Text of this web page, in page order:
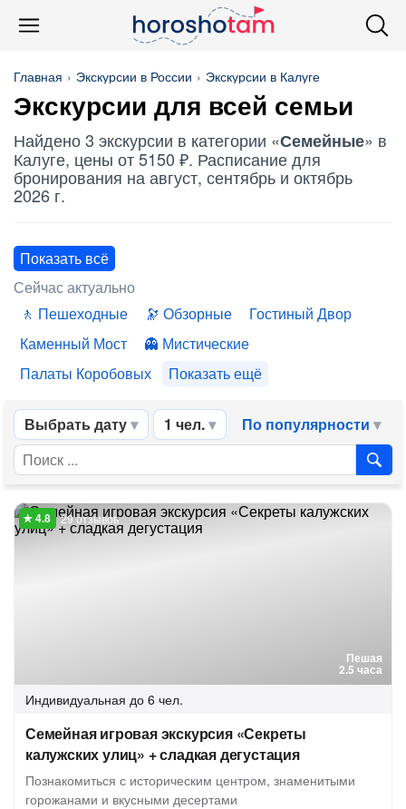
Главная Экскурсии в России Экскурсии в Калуге
Экскурсии для всей семьи
Найдено 3 экскурсии в категории «Семейные» в
Калуге, цены от 5150 ₽. Расписание для
бронирования на август, сентябрь и октябрь
2026 г.
Показать всё
Сейчас актуально
Пешеходные
Обзорные
Гостиный Двор
Каменный Мост
Мистические
Палаты Коробовых
Показать ещё
Выбрать дату 1 чел. По популярности
Пешая
2.5 часа
29 отзывов
Индивидуальная до 6 чел.
Семейная игровая экскурсия «Секреты
калужских улиц» + сладкая дегустация
Познакомиться с историческим центром, знаменитыми
горожанами и вкусными десертами